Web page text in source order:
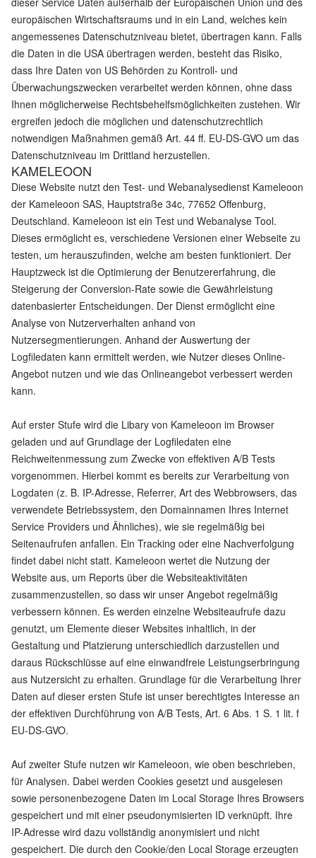
europäischen Wirtschaftsraums und in ein Land, welches kein
angemessenes Datenschutzniveau bietet, übertragen kann. Falls
die Daten in die USA übertragen werden, besteht das Risiko,
dass Ihre Daten von US Behörden zu Kontroll- und
Überwachungszwecken verarbeitet werden können, ohne dass
Ihnen möglicherweise Rechtsbehelfsmöglichkeiten zustehen. Wir
ergreifen jedoch die möglichen und datenschutzrechtlich
notwendigen Maßnahmen gemäß Art. 44 ff. EU-DS-GVO um das
Datenschutzniveau im Drittland herzustellen.
KAMELEOON
Diese Website nutzt den Test- und Webanalysedienst Kameleoon
der Kameleoon SAS, Hauptstraße 34c, 77652 Offenburg,
Deutschland. Kameleoon ist ein Test und Webanalyse Tool.
Dieses ermöglicht es, verschiedene Versionen einer Webseite zu
testen, um herauszufinden, welche am besten funktioniert. Der
Hauptzweck ist die Optimierung der Benutzererfahrung, die
Steigerung der Conversion-Rate sowie die Gewährleistung
datenbasierter Entscheidungen. Der Dienst ermöglicht eine
Analyse von Nutzerverhalten anhand von
Nutzersegmentierungen. Anhand der Auswertung der
Logfiledaten kann ermittelt werden, wie Nutzer dieses Online-
Angebot nutzen und wie das Onlineangebot verbessert werden
kann.
Auf erster Stufe wird die Libary von Kameleoon im Browser
geladen und auf Grundlage der Logfiledaten eine
Reichweitenmessung zum Zwecke von effektiven A/B Tests
vorgenommen. Hierbei kommt es bereits zur Verarbeitung von
Logdaten (z. B. IP-Adresse, Referrer, Art des Webbrowsers, das
verwendete Betriebssystem, den Domainnamen Ihres Internet
Service Providers und Ähnliches), wie sie regelmäßig bei
Seitenaufrufen anfallen. Ein Tracking oder eine Nachverfolgung
findet dabei nicht statt. Kameleoon wertet die Nutzung der
Website aus, um Reports über die Websiteaktivitäten
zusammenzustellen, so dass wir unser Angebot regelmäßig
verbessern können. Es werden einzelne Websiteaufrufe dazu
genutzt, um Elemente dieser Websites inhaltlich, in der
Gestaltung und Platzierung unterschiedlich darzustellen und
daraus Rückschlüsse auf eine einwandfreie Leistungserbringung
aus Nutzersicht zu erhalten. Grundlage für die Verarbeitung Ihrer
Daten auf dieser ersten Stufe ist unser berechtigtes Interesse an
der effektiven Durchführung von A/B Tests, Art. 6 Abs. 1 S. 1 lit. f
EU-DS-GVO.
Auf zweiter Stufe nutzen wir Kameleoon, wie oben beschrieben,
für Analysen. Dabei werden Cookies gesetzt und ausgelesen
sowie personenbezogene Daten im Local Storage Ihres Browsers
gespeichert und mit einer pseudonymisierten ID verknüpft. Ihre
IP-Adresse wird dazu vollständig anonymisiert und nicht
gespeichert. Die durch den Cookie/den Local Storage erzeugten